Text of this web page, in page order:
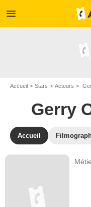
menu
Accueil Stars Acteurs
Gerry
Accueil